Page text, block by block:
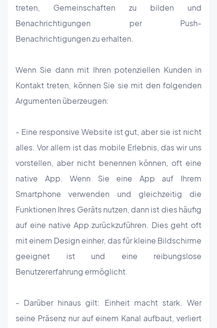
treten, Gemeinschaften zu bilden und
Benachrichtigungen per Push-
Benachrichtigungen zu erhalten.
Wenn Sie dann mit Ihren potenziellen Kunden in
Kontakt treten, können Sie sie mit den folgenden
Argumenten überzeugen:
- Eine responsive Website ist gut, aber sie ist nicht
alles. Vor allem ist das mobile Erlebnis, das wir uns
vorstellen, aber nicht benennen können, oft eine
native App. Wenn Sie eine App auf Ihrem
Smartphone verwenden und gleichzeitig die
Funktionen Ihres Geräts nutzen, dann ist dies häufig
auf eine native App zurückzuführen. Dies geht oft
mit einem Design einher, das für kleine Bildschirme
geeignet ist und eine reibungslose
Benutzererfahrung ermöglicht.
- Darüber hinaus gilt: Einheit macht stark. Wer
seine Präsenz nur auf einem Kanal aufbaut, verliert